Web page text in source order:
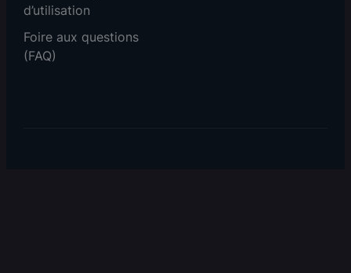
d’utilisation
Foire aux questions
(FAQ)